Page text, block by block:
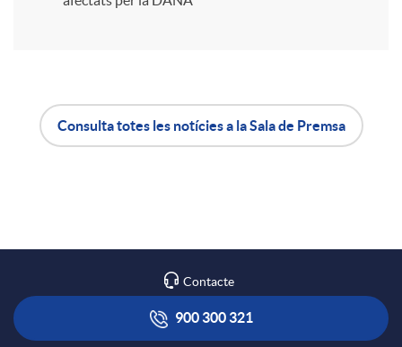
r
x
i
ó
Consulta totes les notícies a la Sala de Premsa
Contacte
900 300 321